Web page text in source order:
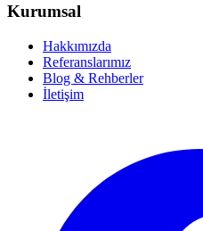
Kurumsal
Hakkımızda
Referanslarımız
Blog & Rehberler
İletişim